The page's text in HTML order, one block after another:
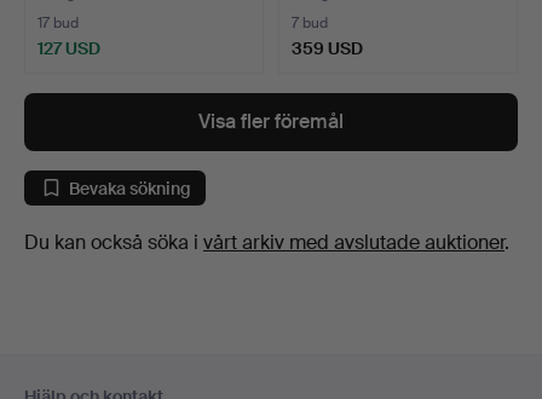
17 bud
127 USD
7 bud
359 USD
Visa fler föremål
Bevaka sökning
Du kan också söka i vårt arkiv med avslutade auktioner.